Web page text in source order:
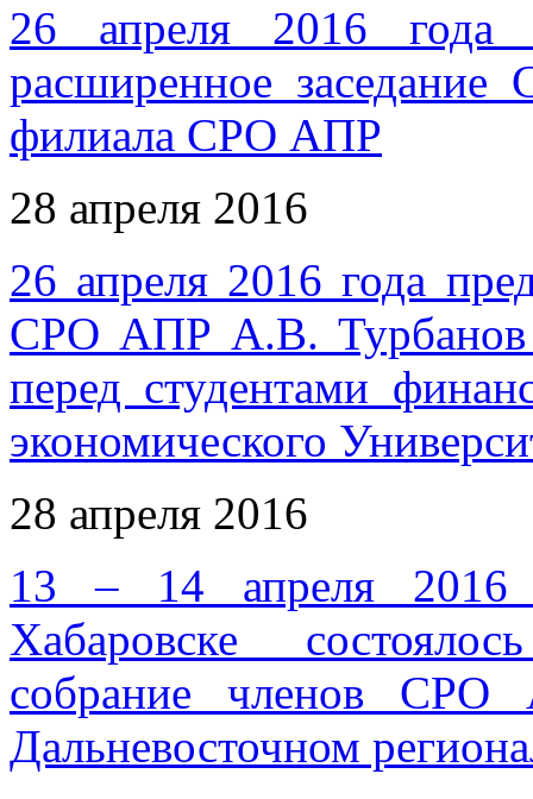
26 апреля 2016 года
расширенное заседание
филиала СРО АПР
28 апреля 2016
26 апреля 2016 года
СРО АПР А.В. Турбанов
перед студентами
экономического
28 апреля 2016
13 – 14 апреля 2016
Хабаровске
собрание членов
Дальневосточном